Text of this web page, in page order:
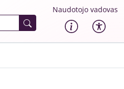
Naudotojo vadovas